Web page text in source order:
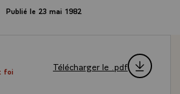
Publié le 23 mai 1982
foi
Télécharger le .pdf